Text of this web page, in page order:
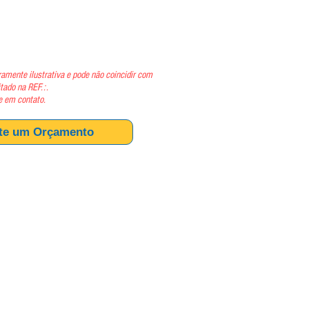
um Orçamento
ilustrativa e pode não coincidir com
na REF.:.
em contato.